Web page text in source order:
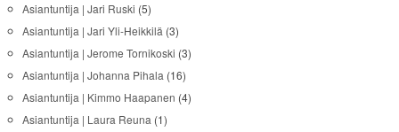
Asiantuntija | Jari Ruski (5)
Asiantuntija | Jari Yli-Heikkilä (3)
Asiantuntija | Jerome Tornikoski (3)
Asiantuntija | Johanna Pihala (16)
Asiantuntija | Kimmo Haapanen (4)
Asiantuntija | Laura Reuna (1)